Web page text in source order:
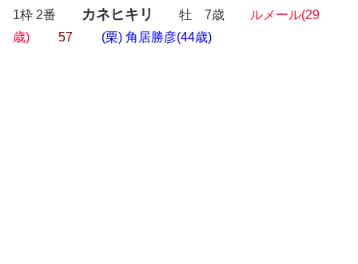
1枠 2番 カネヒキリ 牡 7歳
ルメール(29
歳) 57 (栗) 角居勝彦(44歳)